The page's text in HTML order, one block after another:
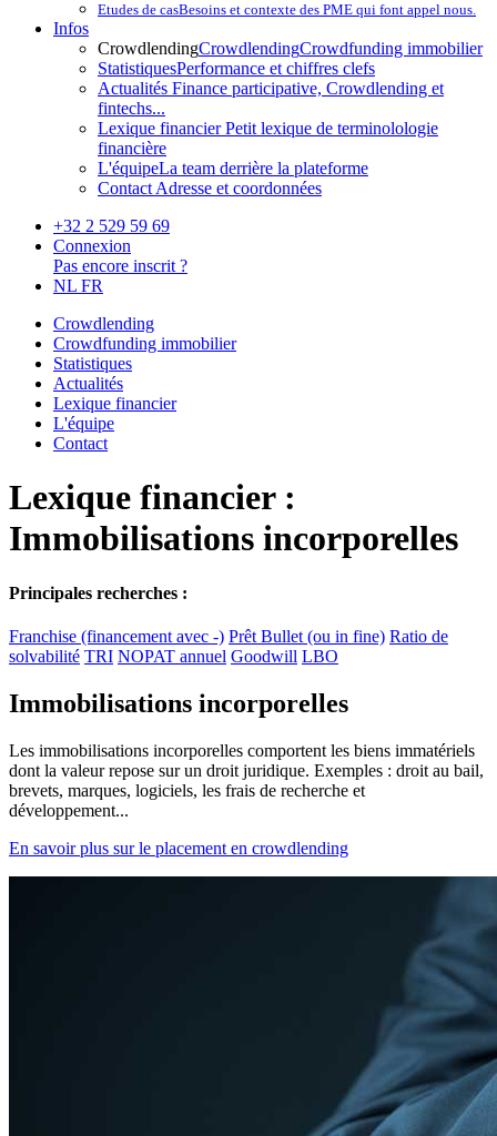
Etudes de casBesoins et contexte des PME qui font appel nous.
Infos
CrowdlendingCrowdlendingCrowdfunding immobilier
StatistiquesPerformance et chiffres clefs
Actualités Finance participative, Crowdlending et
fintechs...
Lexique financierPetit lexique de terminolologie
financière
L'équipeLa team derrière la plateforme
Contact Adresse et coordonnées
+32 2 529 59 69
Connexion
Pas encore inscrit ?
NL FR
Crowdlending
Crowdfunding immobilier
Statistiques
Actualités
Lexique financier
L'équipe
Contact
Lexique financier :
Immobilisations incorporelles
Principales recherches :
Franchise (financement avec -) Prêt Bullet (ou in fine) Ratio de
solvabilité TRI NOPAT annuel Goodwill LBO
Immobilisations incorporelles
Les immobilisations incorporelles comportent les biens immatériels
dont la valeur repose sur un droit juridique. Exemples : droit au bail,
brevets, marques, logiciels, les frais de recherche et
développement...
En savoir plus sur le placement en crowdlending